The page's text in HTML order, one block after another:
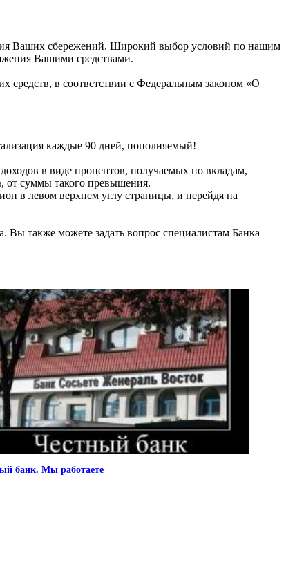
Ваших сбережений. Широкий выбор условий по нашим
Вашими средствами.
средств, в соответствии с Федеральным законом «О
каждые 90 дней, пополняемый!
в виде процентов, получаемых по вкладам,
от суммы такого превышения.
в левом верхнем углу страницы, и перейдя на
также можете задать вопрос специалистам Банка
банк. Мы работаете